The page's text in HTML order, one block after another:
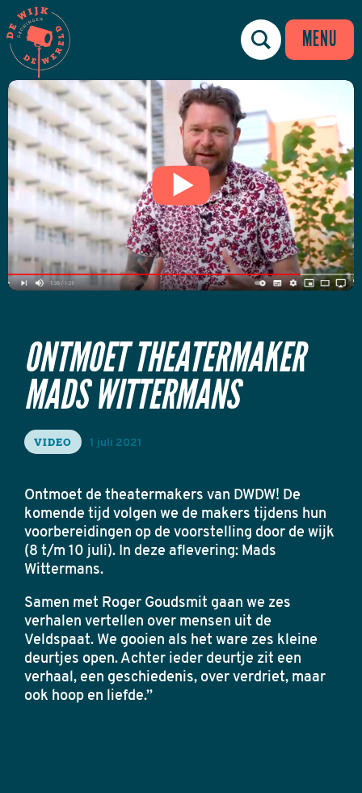
MENU
ONTMOET THEATERMAKER
MADS WITTERMANS
VIDEO 1 juli 2021
Ontmoet de theatermakers van DWDW! De
komende tijd volgen we de makers tijdens hun
voorbereidingen op de voorstelling door de wijk
(8 t/m 10 juli). In deze aflevering: Mads
Wittermans.
Samen met Roger Goudsmit gaan we zes
verhalen vertellen over mensen uit de
Veldspaat. We gooien als het ware zes kleine
deurtjes open. Achter ieder deurtje zit een
verhaal, een geschiedenis, over verdriet, maar
ook hoop en liefde.”